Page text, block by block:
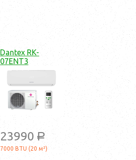
Dantex RK-
07ENT3
23990 a
7000 BTU (20 м²)